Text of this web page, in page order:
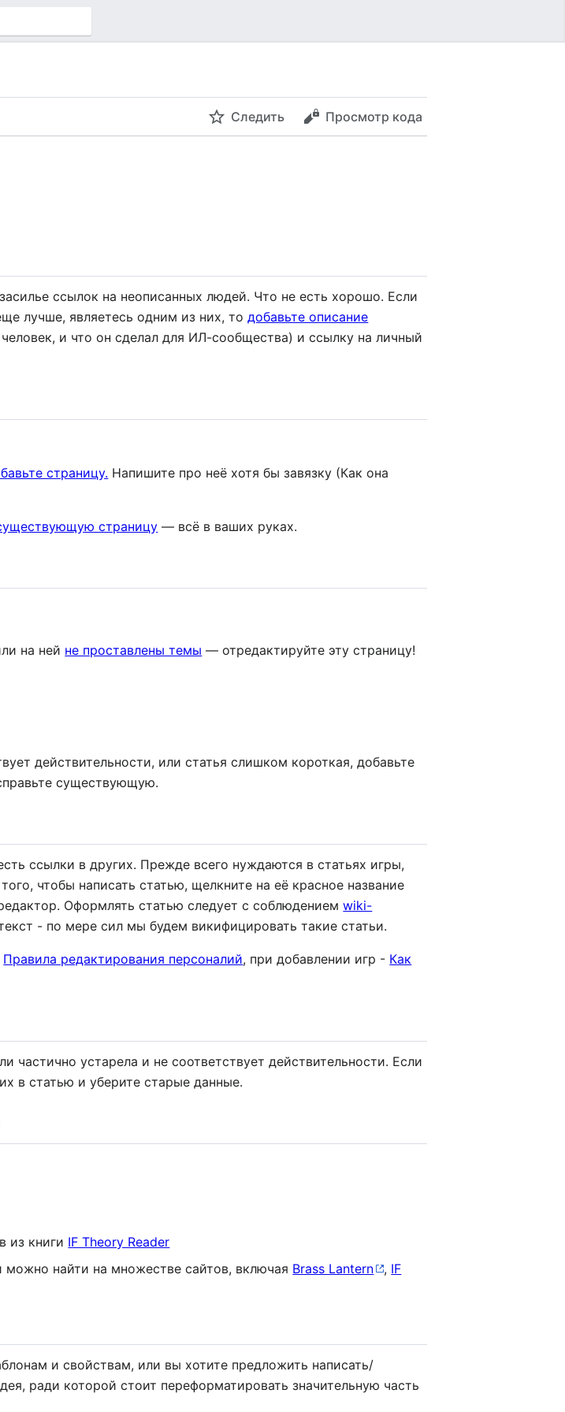
Следить Просмотр кода
ссылок на неописанных людей. Что не есть хорошо. Если
лучше, являетесь одним из них, тодобавьте описание
и что он сделал для ИЛ-сообщества) и ссылку на личный
страницу. Напишите про неё хотя бы завязку (Как она
страницу — всё в ваших руках.
на ней не проставлены темы — отредактируйте эту страницу!
действительности, или статья слишком короткая, добавьте
существующую.
ссылки в других. Прежде всего нуждаются в статьях игры,
чтобы написать статью, щелкните на её красное название
Оформлять статью следует с соблюдениемwiki-
- по мере сил мы будем викифицировать такие статьи.
Правила редактирования персоналий, при добавлении игр - Как
частично устарела и не соответствует действительности. Если
в статью и уберите старые данные.
из книги IF Theory Reader
найти на множестве сайтов, включая Brass Lantern , IF
и свойствам, или вы хотите предложить написать/
ради которой стоит переформатировать значительную часть